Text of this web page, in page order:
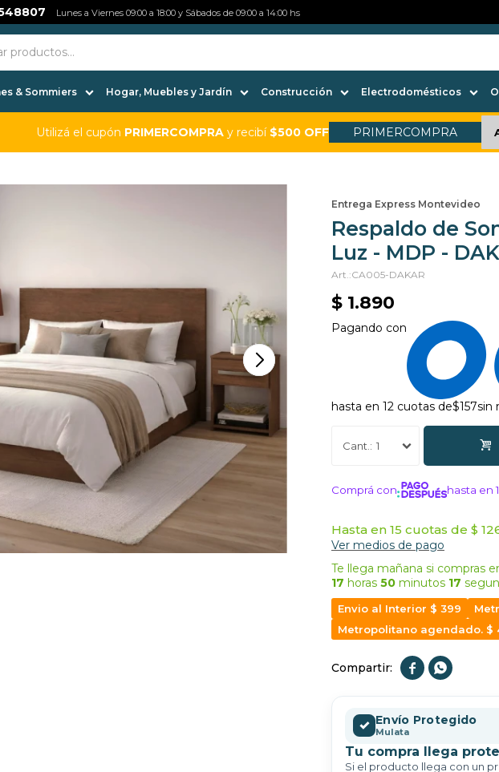
& Sommiers Hogar, Muebles y Jardín Construcción Electrodomésticos
Lunes a Viernes 09:00 a 18:00 y Sábados de 09:00 a 14:00 hs
Utilizá el cupón PRIMERCOMPRA y recibí $500 OFF PRIMERCOMPRA
Entrega Express Montevideo
Respaldo de
Luz - MDP -
CA005-DAKAR
$ 1.890
Pagando con
hasta en 12 cuotas de$157sin
1
Comprá con hasta en
¡ME
Hasta en 15 cuotas de $
Ver medios de pago
Te llega mañana si compras
17 horas 50 minutos 15
Envio al Interior $ 399
Metropolitano agendado. $
 
✓ Envío Protegido
Mulata
Tu compra llega
Si el producto llega con un